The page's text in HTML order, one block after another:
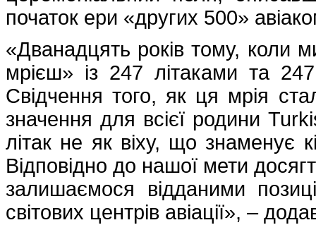
початок ери «других 500»
«Дванадцять років тому, коли
мрієш» із 247 літаками та
Свідчення того, як ця мрія
значення для всієї родини
літак не як віху, що знаменує
Відповідно до нашої мети
залишаємося відданими
світових центрів авіації», –